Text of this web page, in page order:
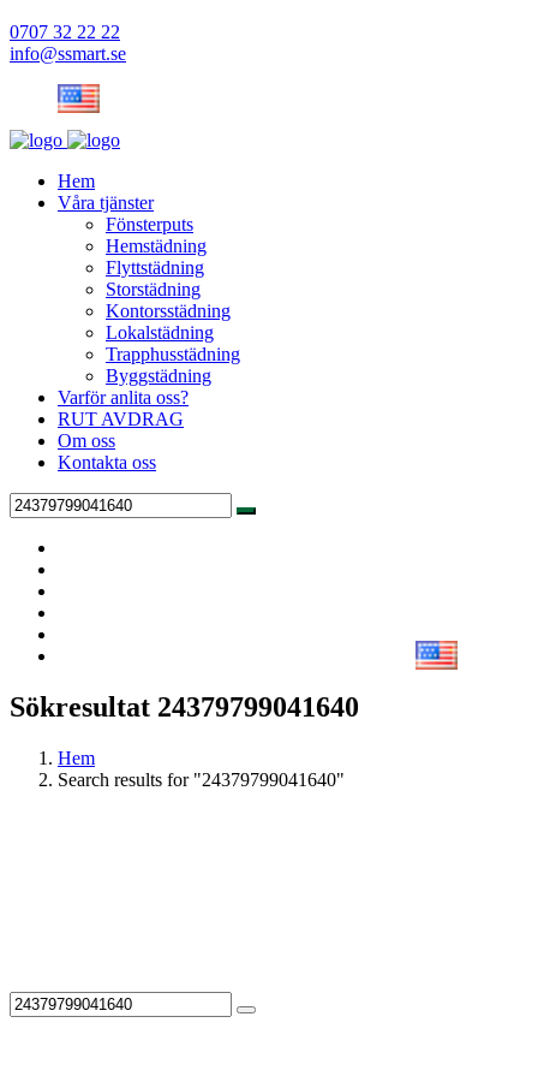
0707 32 22 22
info@ssmart.se
Hem
Våra tjänster
Fönsterputs
Hemstädning
Flyttstädning
Storstädning
Kontorsstädning
Lokalstädning
Trapphusstädning
Byggstädning
Varför anlita oss?
RUT AVDRAG
Om oss
Kontakta oss
Sökresultat 24379799041640
Hem
Search results for "24379799041640"